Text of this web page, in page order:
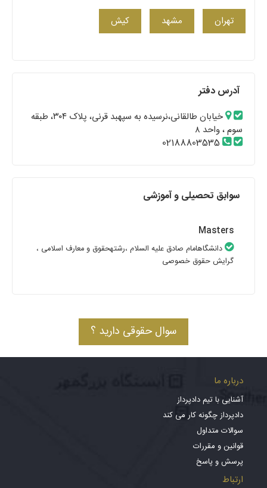
تهران مشهد کیش
آدرس دفتر
خیابان طالقانی،نرسیده به سپهبد قرنی، پلاک ۳۰۴، طبقه
سوم ، واحد ۸
02188803535
سوابق تحصیلی و آموزشی
Masters
دانشگاهامام صادق علیه السلام ،رشتهحقوق و معارف اسلامی ،
گرایش حقوق خصوصی
سوال حقوقی دارید ؟
درباره ما
آشنایی با تیم دادپرداز
دادپرداز چگونه کار می کند
سوالات متداول
قوانین و مقررات
پرسش و پاسخ
ارتباط